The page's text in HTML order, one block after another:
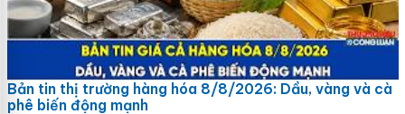
Bản tin thị trường hàng hóa 8/8/2026: Dầu, vàng và cà
phê biến động mạnh